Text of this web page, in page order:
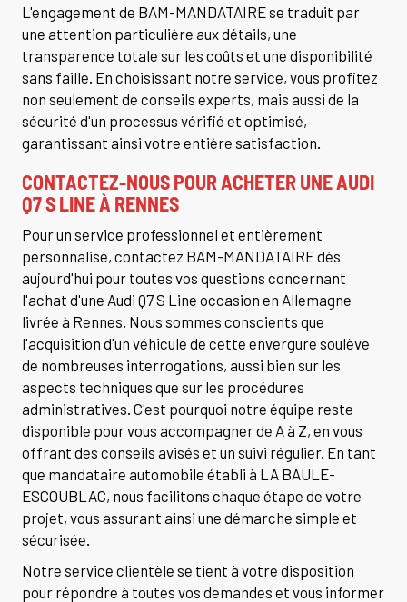
L'engagement de BAM-MANDATAIRE se traduit par
une attention particulière aux détails, une
transparence totale sur les coûts et une disponibilité
sans faille. En choisissant notre service, vous profitez
non seulement de conseils experts, mais aussi de la
sécurité d'un processus vérifié et optimisé,
garantissant ainsi votre entière satisfaction.
CONTACTEZ-NOUS POUR ACHETER UNE AUDI
Q7 S LINE À RENNES
Pour un service professionnel et entièrement
personnalisé, contactez BAM-MANDATAIRE dès
aujourd'hui pour toutes vos questions concernant
l'achat d'une Audi Q7 S Line occasion en Allemagne
livrée à Rennes. Nous sommes conscients que
l'acquisition d'un véhicule de cette envergure soulève
de nombreuses interrogations, aussi bien sur les
aspects techniques que sur les procédures
administratives. C'est pourquoi notre équipe reste
disponible pour vous accompagner de A à Z, en vous
offrant des conseils avisés et un suivi régulier. En tant
que mandataire automobile établi à LA BAULE-
ESCOUBLAC, nous facilitons chaque étape de votre
projet, vous assurant ainsi une démarche simple et
sécurisée.
Notre service clientèle se tient à votre disposition
pour répondre à toutes vos demandes et vous informer